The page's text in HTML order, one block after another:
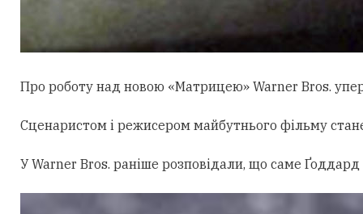
Про роботу над новою «Матрицею» Warner Bros.
Сценаристом і режисером майбутнього фільму
У Warner Bros. раніше розповідали, що саме